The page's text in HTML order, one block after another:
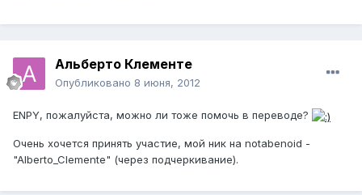
Альберто Клементе
Опубликовано 8 июня, 2012
ENPY, пожалуйста, можно ли тоже помочь в переводе?
Очень хочется принять участие, мой ник на notabenoid -
"Alberto_Clemente" (через подчеркивание).